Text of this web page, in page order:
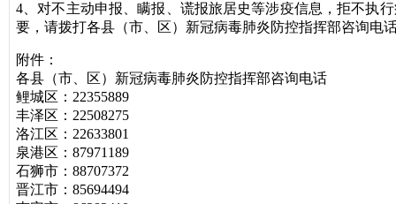
4、对不主动申报、瞒报、谎报旅居史等涉疫信息，拒不执
要，请拨打各县（市、区）新冠病毒肺炎防控指挥部咨询电
附件：
各县（市、区）新冠病毒肺炎防控指挥部咨询电话
鲤城区：22355889
丰泽区：22508275
洛江区：22633801
泉港区：87971189
石狮市：88707372
晋江市：85694494